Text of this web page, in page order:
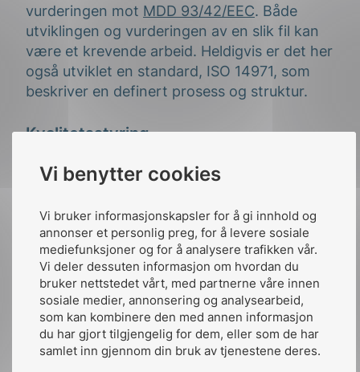
Vi benytter cookies
Vi bruker informasjonskapsler for å gi innhold og
annonser et personlig preg, for å levere sosiale
mediefunksjoner og for å analysere trafikken vår.
Vi deler dessuten informasjon om hvordan du
bruker nettstedet vårt, med partnerne våre innen
sosiale medier, annonsering og analysearbeid,
som kan kombinere den med annen informasjon
du har gjort tilgjengelig for dem, eller som de har
samlet inn gjennom din bruk av tjenestene deres.
vurderingen mot MDD 93/42/EEC. Både
utviklingen og vurderingen av en slik fil kan
være et krevende arbeid. Heldigvis er det her
også utviklet en standard, ISO 14971, som
beskriver en definert prosess og struktur.
Kvalitetsstyring
Som nevnt tidligere, stilles også krav til
kvalitetssystem. Kvalitetssystemet har til
hensikt å sikre at produsenter har definerte
prosesser for de aktivitetene de utøver.
Dette er aktiviteter som utvikling,
produksjon, markedsføring og salg. Dette
skal sikre at industrien følger de reglene som
myndighetene krever gjennom hele deres
arbeid. På mange måter er det med på å